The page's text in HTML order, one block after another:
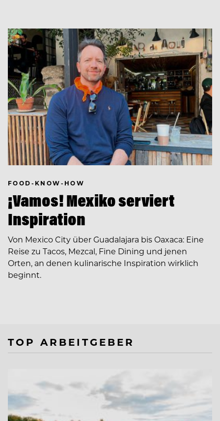
FOOD-KNOW-HOW
¡Vamos! Mexiko serviert
Inspiration
Von Mexico City über Guadalajara bis Oaxaca: Eine
Reise zu Tacos, Mezcal, Fine Dining und jenen
Orten, an denen kulinarische Inspiration wirklich
beginnt.
TOP ARBEITGEBER